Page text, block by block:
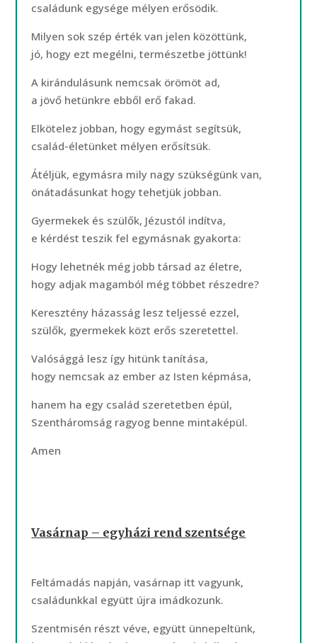
családunk egysége mélyen erősödik.
Milyen sok szép érték van jelen közöttünk,
jó, hogy ezt megélni, természetbe jöttünk!
A kirándulásunk nemcsak örömöt ad,
a jövő hetünkre ebből erő fakad.
Elkötelez jobban, hogy egymást segítsük,
család-életünket mélyen erősítsük.
Átéljük, egymásra mily nagy szükségünk van,
önátadásunkat hogy tehetjük jobban.
Gyermekek és szülők, Jézustól indítva,
e kérdést teszik fel egymásnak gyakorta:
Hogy lehetnék még jobb társad az életre,
hogy adjak magamból még többet részedre?
Keresztény házasság lesz teljessé ezzel,
szülők, gyermekek közt erős szeretettel.
Valósággá lesz így hitünk tanítása,
hogy nemcsak az ember az Isten képmása,
hanem ha egy család szeretetben épül,
Szentháromság ragyog benne mintaképül.
Amen
Vasárnap – egyházi rend szentsége
Feltámadás napján, vasárnap itt vagyunk,
családunkkal együtt újra imádkozunk.
Szentmisén részt véve, együtt ünnepeltünk,